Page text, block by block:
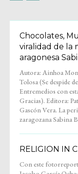
Chocolates,
viralidad de la
aragonesa
Autora: Ainhoa
Tolosa (Se despide de
Entremedios con
Gracias). Editora: Patricia
Gascón Vera. La periodista
zaragozana Sabina
tras años como
televisión y locutora de spots
para grandes
comenzó su andadura en
RELIGION IN
Con este
Letras y cierra